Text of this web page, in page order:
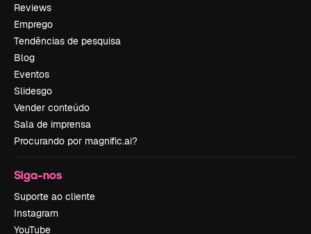
Reviews
Emprego
Tendências de pesquisa
Blog
Eventos
Slidesgo
Vender conteúdo
Sala de imprensa
Procurando por magnific.ai?
Siga-nos
Suporte ao cliente
Instagram
YouTube